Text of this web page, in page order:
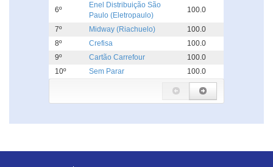
6º
Enel Distribuição São
Paulo (Eletropaulo)
100.0
7º Midway (Riachuelo)
100.0
8º
Crefisa
100.0
9º
Cartão Carrefour
100.0
10º
Sem Parar 100.0